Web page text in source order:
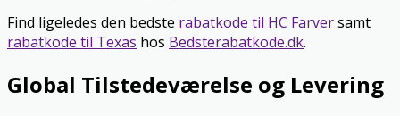
Find ligeledes den bedste rabatkode til HC Farversamt
rabatkode til Texas hos Bedsterabatkode.dk.
Global Tilstedeværelse og Levering